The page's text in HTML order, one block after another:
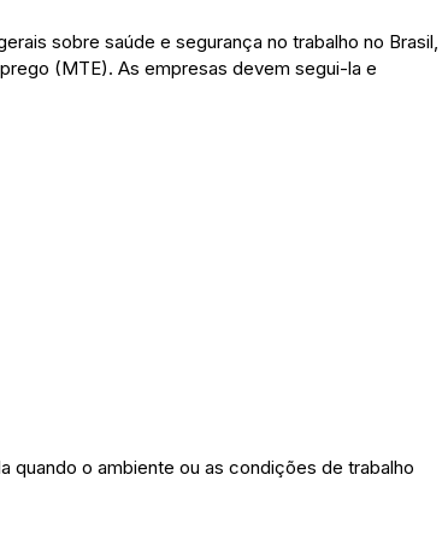
sobre saúde e segurança no trabalho no Brasil,
(MTE). As empresas devem segui-la e
quando o ambiente ou as condições de trabalho